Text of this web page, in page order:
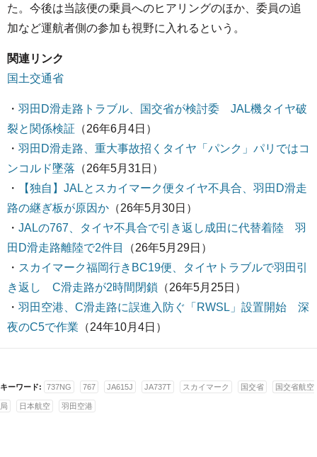
た。今後は当該便の乗員へのヒアリングのほか、委員の追
加など運航者側の参加も視野に入れるという。
関連リンク
国土交通省
・ 羽田D滑走路トラブル、国交省が検討委 JAL機タイヤ破
裂と関係検証 （26年6月4日）
・ 羽田D滑走路、重大事故招くタイヤ「パンク」パリではコ
ンコルド墜落 （26年5月31日）
・
【独自】JALとスカイマーク便タイヤ不具合、羽田D滑走
路の継ぎ板が原因か （26年5月30日）
・ JALの767、タイヤ不具合で引き返し成田に代替着陸 羽
田D滑走路離陸で2件目
（26年5月29日）
・ スカイマーク福岡行きBC19便、タイヤトラブルで羽田引
き返し C滑走路が2時間閉鎖 （26年5月25日）
・ 羽田空港、C滑走路に誤進入防ぐ「RWSL」設置開始 深
夜のC5で作業 （24年10月4日）
キーワード: 737NG 767 JA615J JA737T スカイマーク 国交省 国交省航空
局 日本航空 羽田空港